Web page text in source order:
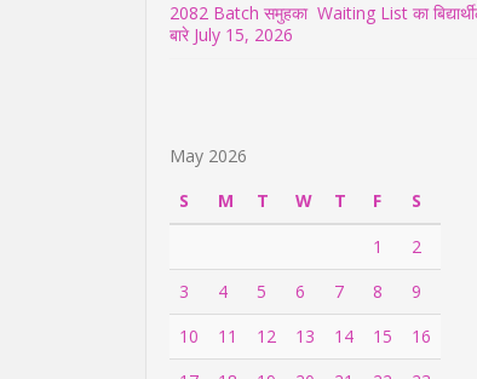
2082 Batch समुहका Waiting List का
बारे July 15, 2026
May 2026
S
M T W T F
S
1
2
3
4 5 6 7 8
9
10
11 12 13 14 15
16